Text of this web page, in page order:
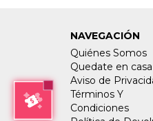
NAVEGACIÓN
Quiénes Somos
Quedate en casa
Aviso de
Términos Y
Condiciones